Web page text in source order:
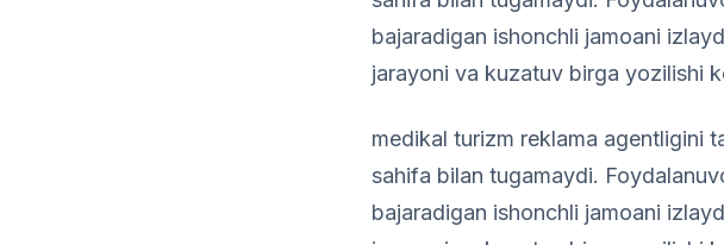
bajaradigan ishonchli jamoani
jarayoni va kuzatuv birga yozilishi
medikal turizm reklama agentligini
sahifa bilan tugamaydi.
bajaradigan ishonchli jamoani